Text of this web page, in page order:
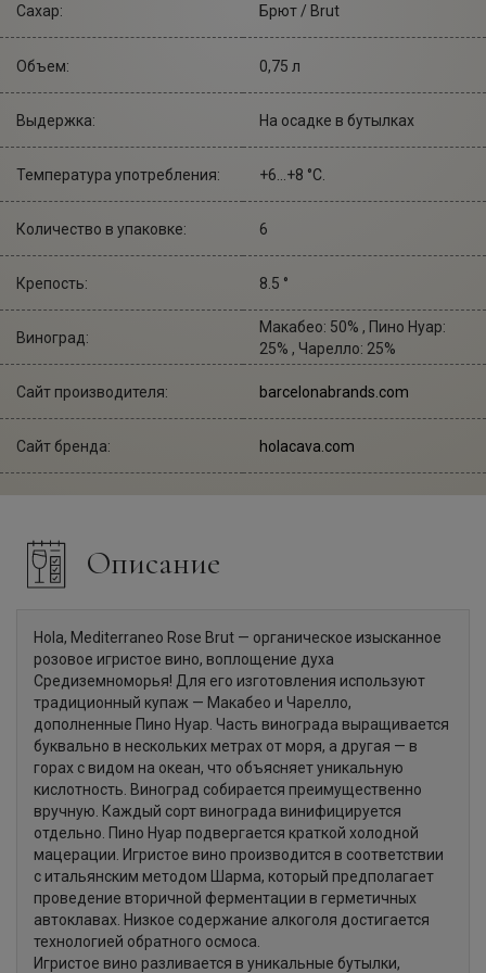
Сахар: Брют / Brut
Объем: 0,75 л
Выдержка: На осадке в бутылках
Температура употребления: +6...+8 °С.
Количество в упаковке: 6
Крепость: 8.5 °
Виноград:
Макабео: 50% , Пино Нуар:
25% , Чарелло: 25%
Сайт производителя: barcelonabrands.com
Сайт бренда: holacava.com
Описание
Hola, Mediterraneo Rose Brut — органическое изысканное
розовое игристое вино, воплощение духа
Средиземноморья! Для его изготовления используют
традиционный купаж — Макабео и Чарелло,
дополненные Пино Нуар. Часть винограда выращивается
буквально в нескольких метрах от моря, а другая — в
горах с видом на океан, что объясняет уникальную
кислотность. Виноград собирается преимущественно
вручную. Каждый сорт винограда винифицируется
отдельно. Пино Нуар подвергается краткой холодной
мацерации. Игристое вино производится в соответствии
с итальянским методом Шарма, который предполагает
проведение вторичной ферментации в герметичных
автоклавах. Низкое содержание алкоголя достигается
технологией обратного осмоса.
Игристое вино разливается в уникальные бутылки,